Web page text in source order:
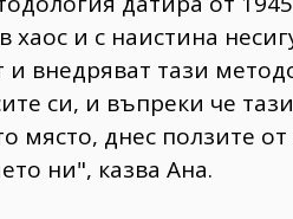
хаос и с наистина
и внедряват тази
си, и въпреки че
място, днес ползите
ни", казва Ана.